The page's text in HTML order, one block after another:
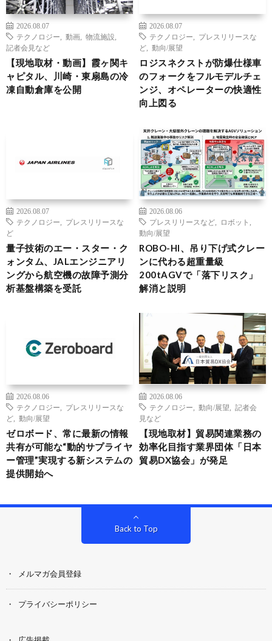
2026.08.07
テクノロジー
動画 物流施設
記者会見など
【現地取材・動画】霞ヶ関キ
ャピタル、川崎・東扇島の冷
凍自動倉庫を公開
2026.08.07
テクノロジー
プレスリリースな
ど
動向/展望
ロジスネクストが防爆仕様車
のフォークをフルモデルチェ
ンジ、オペレーターの快適性
向上図る
2026.08.07
テクノロジー
プレスリリースな
ど
量子技術のエー・スター・ク
ォンタム、JALエンジニアリ
ングから航空機の故障予測分
析基盤構築を受託
2026.08.06
プレスリリースなど
ロボット
動向/展望
ROBO-HI、吊り下げ式クレー
ンに代わる超重量級
200tAGVで「落下リスク」
解消と説明
2026.08.06
テクノロジー
プレスリリースな
ど
動向/展望
ゼロボード、常に最新の情報
共有が可能な“動的サプライヤ
ー管理”実現する新システムの
提供開始へ
2026.08.06
テクノロジー
動向/展望
記者会
見など
【現地取材】貿易関連業務の
効率化目指す業界団体「日本
貿易DX協会」が発足
Back to Top
メルマガ会員登録
プライバシーポリシー